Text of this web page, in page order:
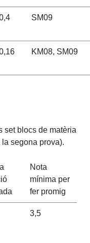
SM09
KM08, SM09
set blocs de matèria
segona prova).
Nota
mínima per
fer promig
3,5